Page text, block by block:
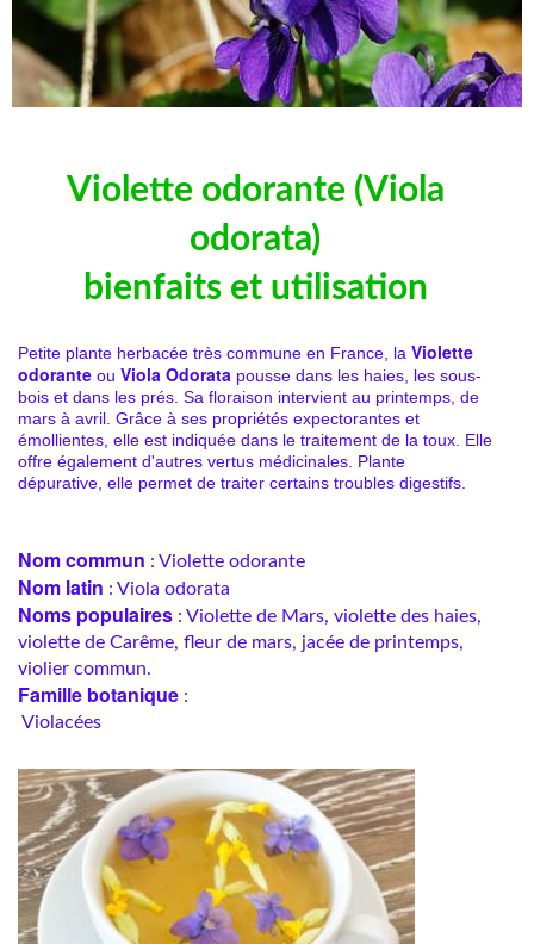
Violette odorante (Viola
odorata)
bienfaits et utilisation
Petite plante herbacée très commune en France, la Violette
odorante ou Viola Odorata pousse dans les haies, les sous-
bois et dans les prés. Sa floraison intervient au printemps, de
mars à avril. Grâce à ses propriétés expectorantes et
émollientes, elle est indiquée dans le traitement de la toux. Elle
offre également d'autres vertus médicinales. Plante
dépurative, elle permet de traiter certains troubles digestifs.
Nom commun : Violette odorante
Nom latin : Viola odorata
Noms populaires : Violette de Mars, violette des haies,
violette de Carême, fleur de mars, jacée de printemps,
violier commun.
Famille botanique :
Violacées